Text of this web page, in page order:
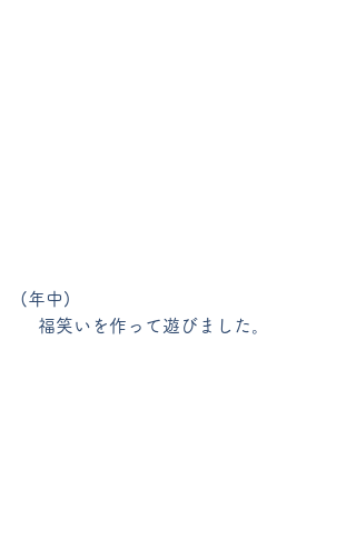
(年中)
福笑いを作って遊びました。